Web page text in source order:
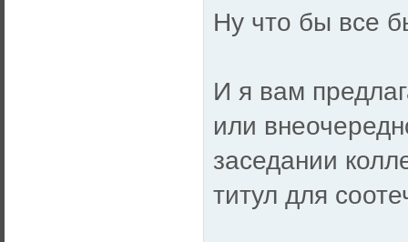
Ну что бы все
И я вам
или
заседании
титул для